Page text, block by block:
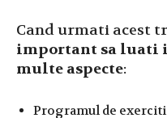
Cand urmati acest
important sa luati
multe aspecte:
Programul de